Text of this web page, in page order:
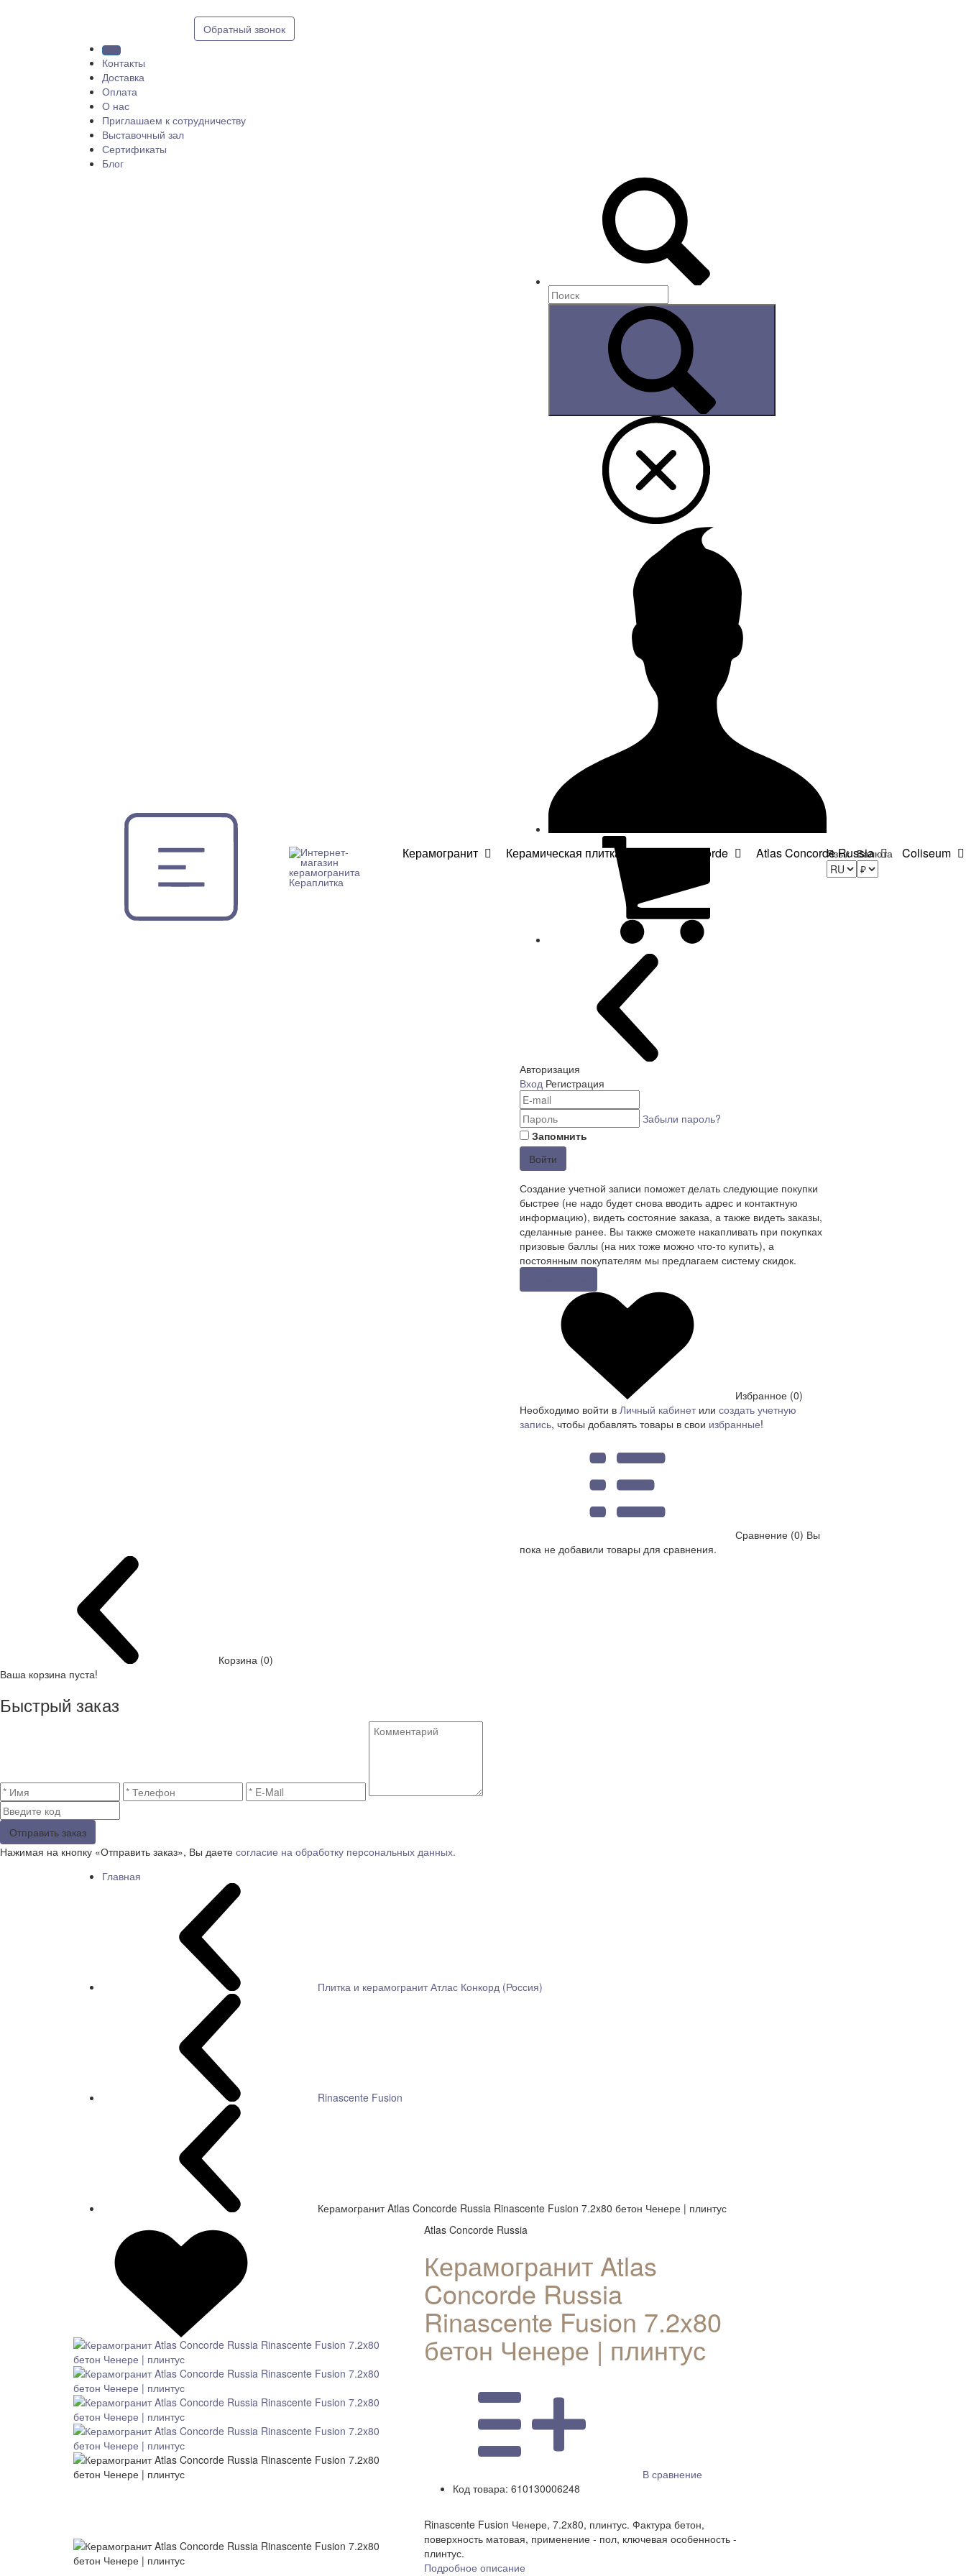
Обратный звонок
Контакты
Доставка
Оплата
О нас
Приглашаем к сотрудничеству
Выставочный зал
Сертификаты
Блог
Керамогранит Керамическая плитка Atlas Concorde Atlas Concorde Russia Coliseum
Авторизация
Вход Регистрация
Забыли пароль?
Запомнить
Войти
Создание учетной записи поможет делать следующие покупки
быстрее (не надо будет снова вводить адрес и контактную
информацию), видеть состояние заказа, а также видеть заказы,
сделанные ранее. Вы также сможете накапливать при покупках
призовые баллы (на них тоже можно что-то купить), а
постоянным покупателям мы предлагаем систему скидок.
Избранное (0)
Необходимо войти в Личный кабинетили создать учетную
запись, чтобы добавлять товары в свои избранные!
Сравнение (0) Вы
пока не добавили товары для сравнения.
Язык Валюта
Корзина (0)
Ваша корзина пуста!
Быстрый заказ
Отправить заказ
Нажимая на кнопку «Отправить заказ», Вы даете согласие на обработку персональных данных.
Главная
Плитка и керамогранит Атлас Конкорд (Россия)
Rinascente Fusion
Керамогранит Atlas Concorde Russia Rinascente Fusion 7.2x80 бетон Ченере | плинтус
Atlas Concorde Russia
Керамогранит Atlas
Concorde Russia
Rinascente Fusion 7.2x80
бетон Ченере | плинтус
В сравнение
Код товара: 610130006248
Rinascente Fusion Ченере, 7.2x80, плинтус. Фактура бетон,
поверхность матовая, применение - пол, ключевая особенность -
плинтус.
Подробное описание